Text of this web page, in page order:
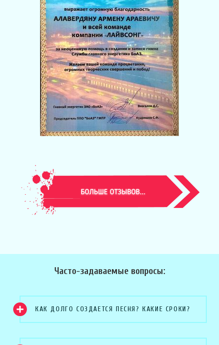
Часто-задаваемые вопросы:
КАК ДОЛГО СОЗДАЕТСЯ ПЕСНЯ? КАКИЕ СРОКИ?